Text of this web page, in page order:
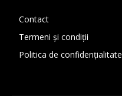
Contact
Termeni și condiții
Politica de confidențialitate